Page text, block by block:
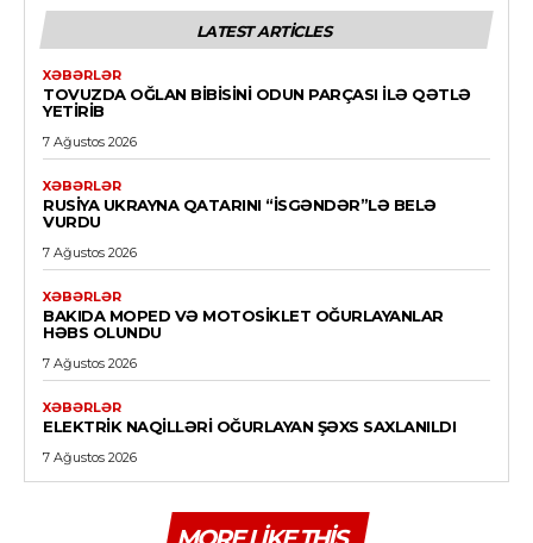
LATEST ARTICLES
XƏBƏRLƏR
TOVUZDA OĞLAN BIBISINI ODUN PARÇASI ILƏ QƏTLƏ
YETIRIB
7 Ağustos 2026
XƏBƏRLƏR
RUSIYA UKRAYNA QATARINI “İSGƏNDƏR”LƏ BELƏ
VURDU
7 Ağustos 2026
XƏBƏRLƏR
BAKIDA MOPED VƏ MOTOSIKLET OĞURLAYANLAR
HƏBS OLUNDU
7 Ağustos 2026
XƏBƏRLƏR
ELEKTRIK NAQILLƏRI OĞURLAYAN ŞƏXS SAXLANILDI
7 Ağustos 2026